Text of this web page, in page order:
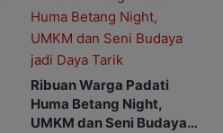
Ribuan Warga Padati
Huma Betang Night,
UMKM dan Seni Budaya